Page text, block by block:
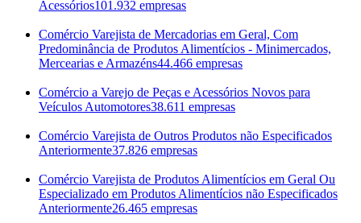
Acessórios101.932 empresas
Comércio Varejista de Mercadorias em Geral, Com
Predominância de Produtos Alimentícios - Minimercados,
Mercearias e Armazéns44.466 empresas
Comércio a Varejo de Peças e Acessórios Novos para
Veículos Automotores38.611 empresas
Comércio Varejista de Outros Produtos não Especificados
Anteriormente37.826 empresas
Comércio Varejista de Produtos Alimentícios em Geral Ou
Especializado em Produtos Alimentícios não Especificados
Anteriormente26.465 empresas